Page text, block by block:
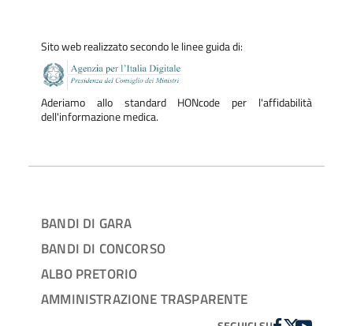
Sito web realizzato secondo le linee guida di:
Aderiamo allo standard HONcode per l'affidabilità
dell'informazione medica.
BANDI DI GARA
BANDI DI CONCORSO
ALBO PRETORIO
AMMINISTRAZIONE TRASPARENTE